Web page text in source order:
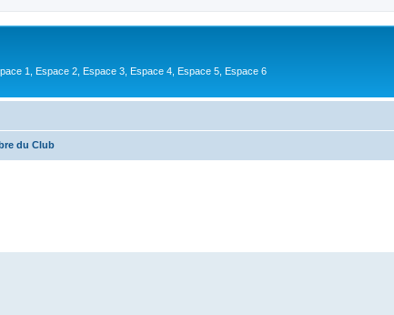
1, Espace 2, Espace 3, Espace 4, Espace 5, Espace 6
du Club